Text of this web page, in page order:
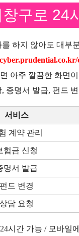
구로 24
를 하지 않아도 대부
아주 깔끔한 화면
, 증명서 발급, 펀드
서비스
계약 관리
험금 신청
명서 발급
펀드 변경
상담 요청
시간 가능 / 모바일